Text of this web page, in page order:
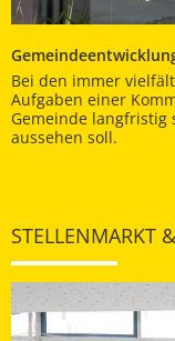
Bei den immer
Aufgaben einer
Gemeinde langfristig
aussehen soll.
STELLENMARKT